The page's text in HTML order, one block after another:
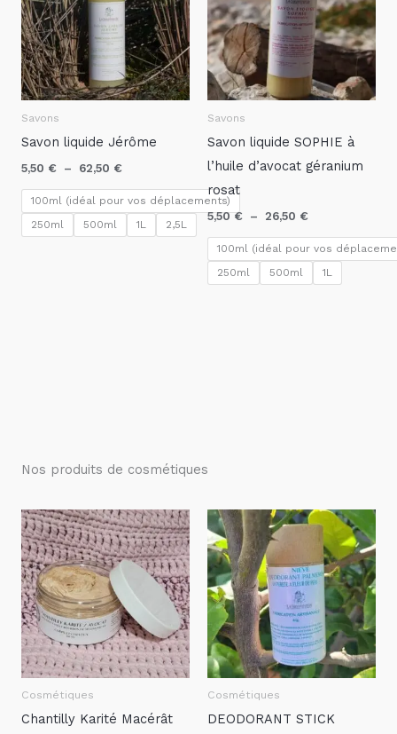
Savons
Savon liquide Jérôme
5,50 € – 62,50 €
62,50 €
100ml (idéal pour vos déplacements)
250ml
500ml 1L 2,5L
Savons
Savon liquide SOPHIE à
l’huile d’avocat géranium
rosat
5,50€ – 26,50 €
26,50 €
100ml (idéal pour vos
250ml
500ml 1L
Nos produits de cosmétiques
Cosmétiques
Chantilly Karité Macérât
Plage
de
prix :
15,50 €
25,50 €
Cosmétiques
DEODORANT STICK
Plage
prix :
6,50 €
à
12,50 €